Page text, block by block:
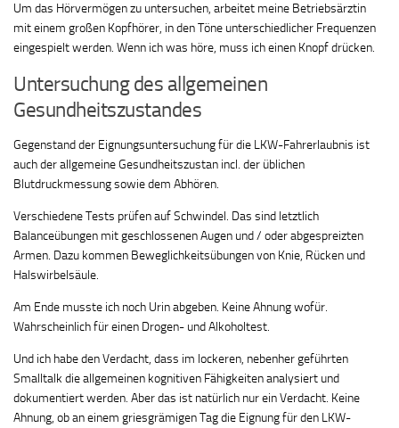
Um das Hörvermögen zu untersuchen, arbeitet meine Betriebsärztin
mit einem großen Kopfhörer, in den Töne unterschiedlicher Frequenzen
eingespielt werden. Wenn ich was höre, muss ich einen Knopf drücken.
Untersuchung des allgemeinen
Gesundheitszustandes
Gegenstand der Eignungsuntersuchung für die LKW-Fahrerlaubnis ist
auch der allgemeine Gesundheitszustan incl. der üblichen
Blutdruckmessung sowie dem Abhören.
Verschiedene Tests prüfen auf Schwindel. Das sind letztlich
Balanceübungen mit geschlossenen Augen und / oder abgespreizten
Armen. Dazu kommen Beweglichkeitsübungen von Knie, Rücken und
Halswirbelsäule.
Am Ende musste ich noch Urin abgeben. Keine Ahnung wofür.
Wahrscheinlich für einen Drogen- und Alkoholtest.
Und ich habe den Verdacht, dass im lockeren, nebenher geführten
Smalltalk die allgemeinen kognitiven Fähigkeiten analysiert und
dokumentiert werden. Aber das ist natürlich nur ein Verdacht. Keine
Ahnung, ob an einem griesgrämigen Tag die Eignung für den LKW-